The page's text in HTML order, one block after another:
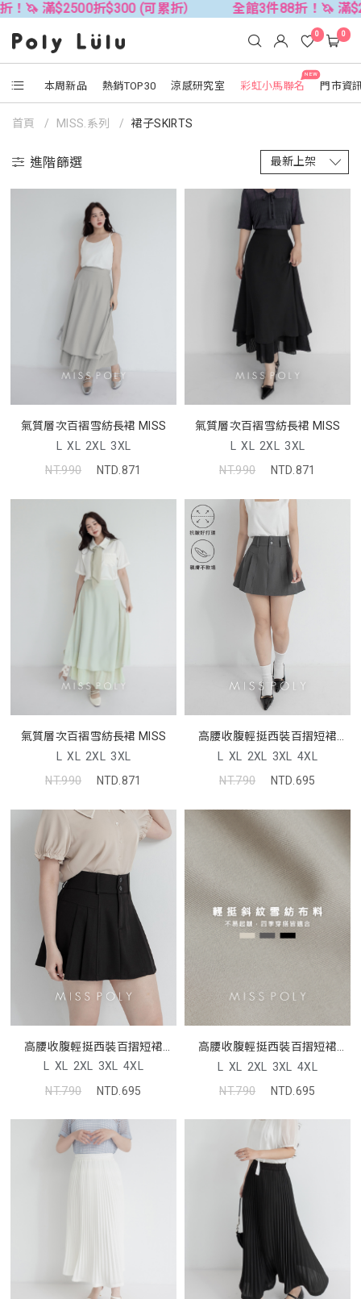
折$300 (可累折） 全館3件88折！🦄 滿$2500折
本周新品 熱銷TOP30 涼感研究室
NEW
彩虹小馬聯名 門市資
0 0
首頁 MISS.系列 裙子SKIRTS
進階篩選
氣質層次百褶雪紡長裙 MISS
L XL 2XL 3XL
NT.990
NTD.871
氣質層次百褶雪紡長裙 MISS
L XL 2XL 3XL
NT.990
NTD.871
氣質層次百褶雪紡長裙 MISS
L XL 2XL 3XL
NT.990
NTD.871
高腰收腹輕挺西裝百摺短裙
MISS
L XL 2XL 3XL 4XL
NT.790
NTD.695
高腰收腹輕挺西裝百摺短裙
MISS
L XL 2XL 3XL 4XL
NT.790
NTD.695
高腰收腹輕挺西裝百摺短裙
MISS
L XL 2XL 3XL 4XL
NT.790
NTD.695